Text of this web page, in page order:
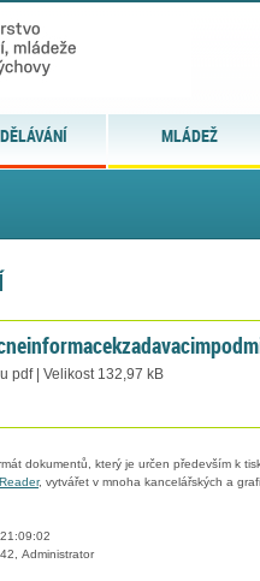
MLÁDEŽ
pdf | Velikost 132,97 kB
dokumentů, který je určen především k
, vytvářet v mnoha kancelářských a
Administrator